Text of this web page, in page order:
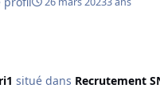
situé dans Recrutement